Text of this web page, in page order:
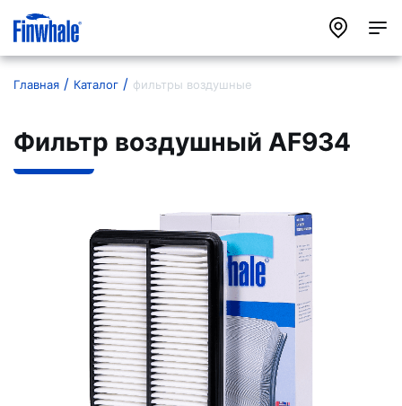
Главная Каталог фильтры воздушные
Фильтр воздушный AF934